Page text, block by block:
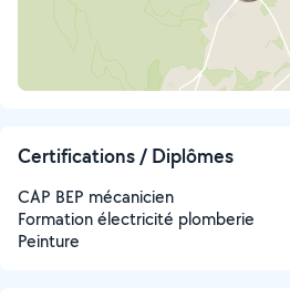
Certifications / Diplômes
CAP BEP mécanicien
Formation électricité plomberie
Peinture